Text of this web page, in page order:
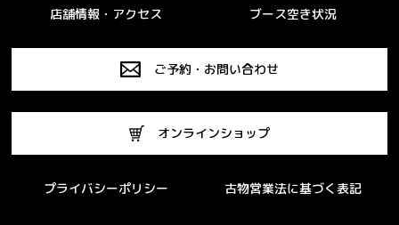
店舗情報・アクセス ブース空き状況
ご予約・お問い合わせ
オンラインショップ
プライバシーポリシー 古物営業法に基づく表記